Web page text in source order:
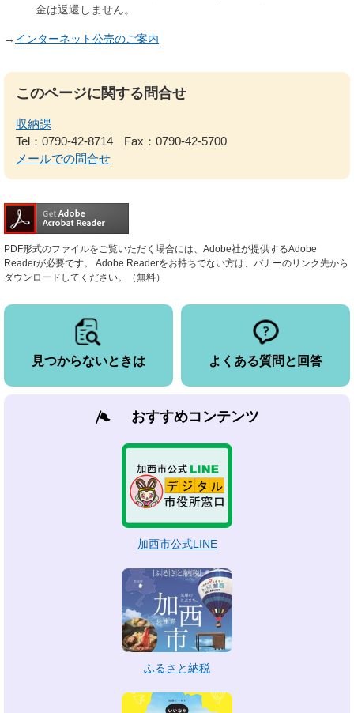
金は返還しません。
→ インターネット公売のご案内
このページに関する問合せ
収納課
Tel：0790-42-8714
Fax：0790-42-5700
メールでの問合せ
PDF形式のファイルをご覧いただく場合には、Adobe社が提供するAdobe
Readerが必要です。
Adobe Readerをお持ちでない方は、バナーのリンク先から
ダウンロードしてください。（無料）
見つからないときは よくある質問と回答
おすすめコンテンツ
加西市公式LINE
ふるさと納税